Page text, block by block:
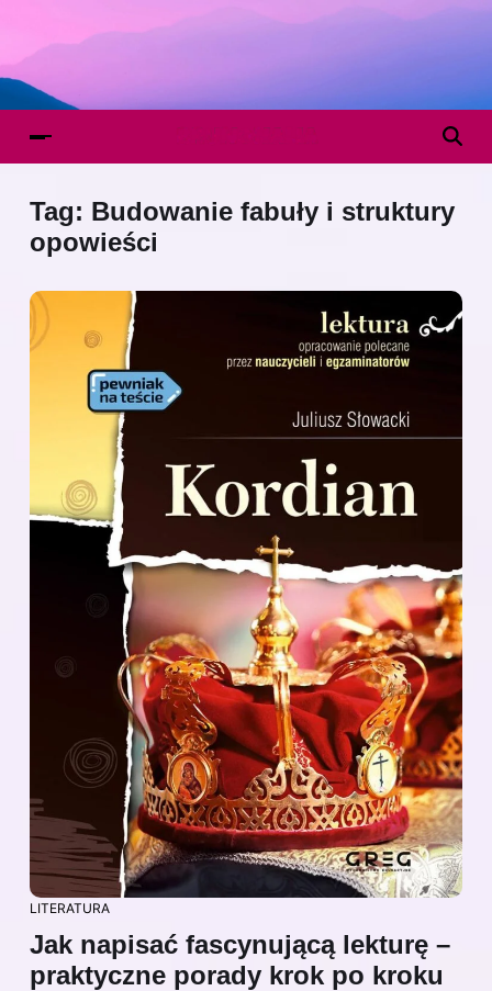
Tag: Budowanie fabuły i struktury
opowieści
LITERATURA
Jak napisać fascynującą lekturę –
praktyczne porady krok po kroku